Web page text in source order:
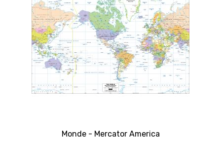
Monde - Mercator America